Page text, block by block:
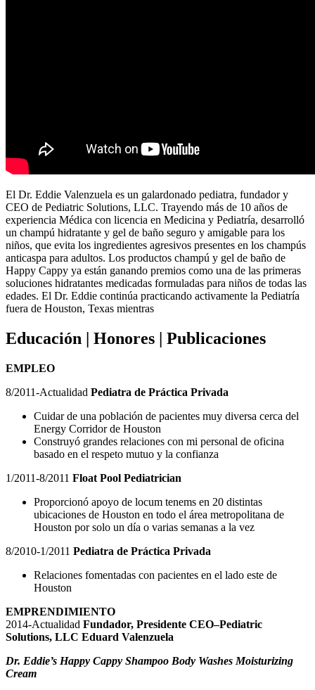
El Dr. Eddie Valenzuela es un galardonado pediatra, fundador y
CEO de Pediatric Solutions, LLC. Trayendo más de 10 años de
experiencia Médica con licencia en Medicina y Pediatría, desarrolló
un champú hidratante y gel de baño seguro y amigable para los
niños, que evita los ingredientes agresivos presentes en los champús
anticaspa para adultos. Los productos champú y gel de baño de
Happy Cappy ya están ganando premios como una de las primeras
soluciones hidratantes medicadas formuladas para niños de todas las
edades. El Dr. Eddie continúa practicando activamente la Pediatría
fuera de Houston, Texas mientras
Educación | Honores | Publicaciones
EMPLEO
8/2011-Actualidad Pediatra de Práctica Privada
Cuidar de una población de pacientes muy diversa cerca del
Energy Corridor de Houston
Construyó grandes relaciones con mi personal de oficina
basado en el respeto mutuo y la confianza
1/2011-8/2011 Float Pool Pediatrician
Proporcionó apoyo de locum tenems en 20 distintas
ubicaciones de Houston en todo el área metropolitana de
Houston por solo un día o varias semanas a la vez
8/2010-1/2011 Pediatra de Práctica Privada
Relaciones fomentadas con pacientes en el lado este de
Houston
EMPRENDIMIENTO
2014-Actualidad Fundador, Presidente CEO–Pediatric
Solutions, LLC Eduard Valenzuela
Dr. Eddie’s Happy Cappy Shampoo Body Washes Moisturizing
Cream